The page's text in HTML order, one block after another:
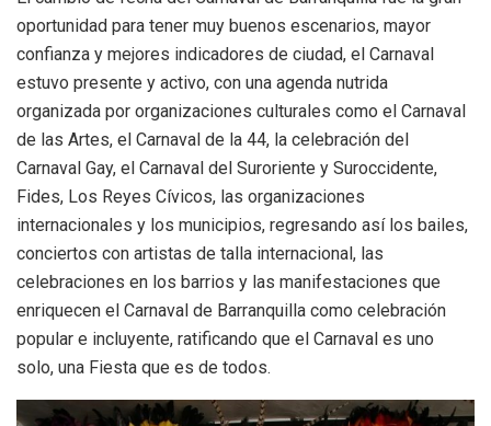
oportunidad para tener muy buenos escenarios, mayor
confianza y mejores indicadores de ciudad, el Carnaval
estuvo presente y activo, con una agenda nutrida
organizada por organizaciones culturales como el Carnaval
de las Artes, el Carnaval de la 44, la celebración del
Carnaval Gay, el Carnaval del Suroriente y Suroccidente,
Fides, Los Reyes Cívicos, las organizaciones
internacionales y los municipios, regresando así los bailes,
conciertos con artistas de talla internacional, las
celebraciones en los barrios y las manifestaciones que
enriquecen el Carnaval de Barranquilla como celebración
popular e incluyente, ratificando que el Carnaval es uno
solo, una Fiesta que es de todos.